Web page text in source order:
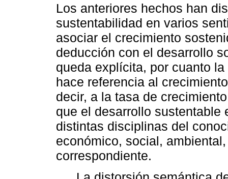
Los anteriores hechos han
sustentabilidad en varios
asociar el crecimiento
deducción con el desarrollo
queda explícita, por cuanto
hace referencia al
decir, a la tasa de
que el desarrollo sustentable
distintas disciplinas del
económico, social,
correspondiente.